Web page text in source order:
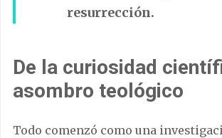
resurrección.
De la curiosidad
asombro teológico
Todo comenzó como una